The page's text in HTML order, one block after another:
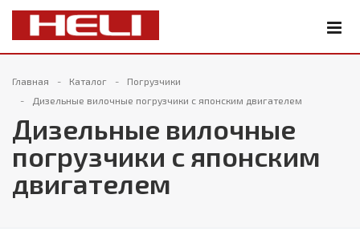
Главная Каталог
Погрузчики
Дизельные вилочные погрузчики с японским двигателем
Дизельные вилочные
погрузчики с японским
двигателем